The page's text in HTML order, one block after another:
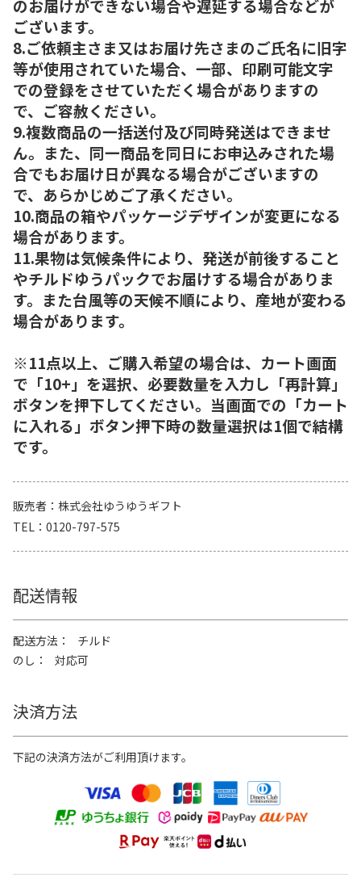
のお届けができない場合や遅延する場合などが
ございます。
8.ご依頼主さま又はお届け先さまのご氏名に旧字
等が使用されていた場合、一部、印刷可能文字
での登録をさせていただく場合がありますの
で、ご容赦ください。
9.複数商品の一括送付及び同時発送はできませ
ん。また、同一商品を同日にお申込みされた場
合でもお届け日が異なる場合がございますの
で、あらかじめご了承ください。
10.商品の箱やパッケージデザインが変更になる
場合があります。
11.果物は気候条件により、発送が前後すること
やチルドゆうパックでお届けする場合がありま
す。また台風等の天候不順により、産地が変わる
場合があります。
※11点以上、ご購入希望の場合は、カート画面
で「10+」を選択、必要数量を入力し「再計算」
ボタンを押下してください。当画面での「カート
に入れる」ボタン押下時の数量選択は1個で結構
です。
販売者
株式会社ゆうゆうギフト
TEL
0120-797-575
配送情報
配送方法
チルド
のし
対応可
決済方法
下記の決済方法がご利用頂けます。